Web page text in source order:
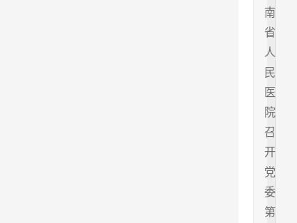
南
省
人
民
医
院
召
开
党
委
第